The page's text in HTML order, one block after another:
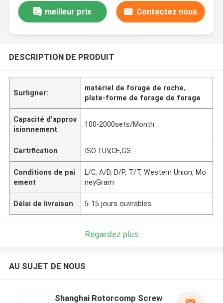
meilleur prix Contactez nous
DESCRIPTION DE PRODUIT
Surligner:
matériel de forage de roche,
plate-forme de forage de forage
Capacité d'approv
isionnement
100-2000sets/Month
Certification ISO.TUV,CE,GS
Conditions de pai
ement
L/C, A/D, D/P, T/T, Western Union, Mo
neyGram
Délai de livraison 5-15 jours ouvrables
Regardez plus
AU SUJET DE NOUS
Shanghai Rotorcomp Screw